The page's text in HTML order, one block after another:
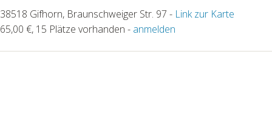
38518 Gifhorn, Braunschweiger Str. 97 - Link zur Karte
65,00 €, 15 Plätze vorhanden - anmelden